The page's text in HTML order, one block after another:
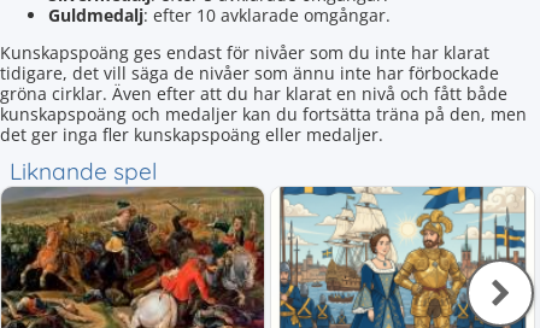
Guldmedalj: efter 10 avklarade omgångar.
Kunskapspoäng ges endast för nivåer som du inte har klarat
tidigare, det vill säga de nivåer som ännu inte har förbockade
gröna cirklar. Även efter att du har klarat en nivå och fått både
kunskapspoäng och medaljer kan du fortsätta träna på den, men
det ger inga fler kunskapspoäng eller medaljer.
Liknande spel